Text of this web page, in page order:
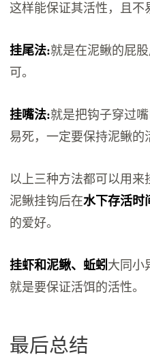
这样能保证其活性，且不
挂尾法:就是在泥鳅的屁
可。
挂嘴法:就是把钩子穿过
易死，一定要保持泥鳅的
以上三种方法都可以用
泥鳅挂钩后在水下存活时
的爱好。
挂虾和泥鳅、蚯蚓 大同小
就是要保证活饵的活性。
最后总结